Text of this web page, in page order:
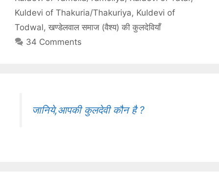
Kuldevi of Thakuria/Thakuriya, Kuldevi of
Todwal, खण्डेलवाल समाज (वैश्य) की कुलदेवियाँ
34 Comments
जानिये,आपकी कुलदेवी कौन है ?